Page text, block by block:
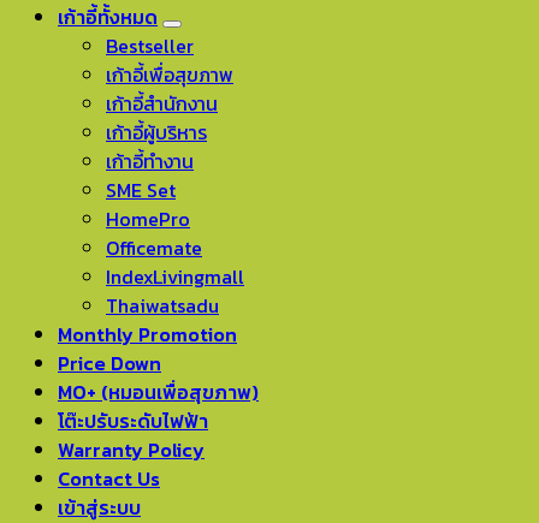
เก้าอี้ทั้งหมด
Bestseller
เก้าอี้เพื่อสุขภาพ
เก้าอี้สำนักงาน
เก้าอี้ผู้บริหาร
เก้าอี้ทำงาน
SME Set
HomePro
Officemate
IndexLivingmall
Thaiwatsadu
Monthly Promotion
Price Down
MO+ (หมอนเพื่อสุขภาพ)
โต๊ะปรับระดับไฟฟ้า
Warranty Policy
Contact Us
เข้าสู่ระบบ